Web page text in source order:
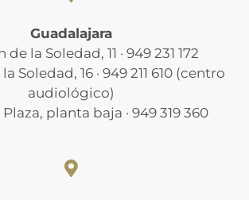
Guadalajara
de la Soledad, 11 · 949 231 172
Soledad, 16 · 949 211 610 (centro
audiológico)
Plaza, planta baja · 949 319 360